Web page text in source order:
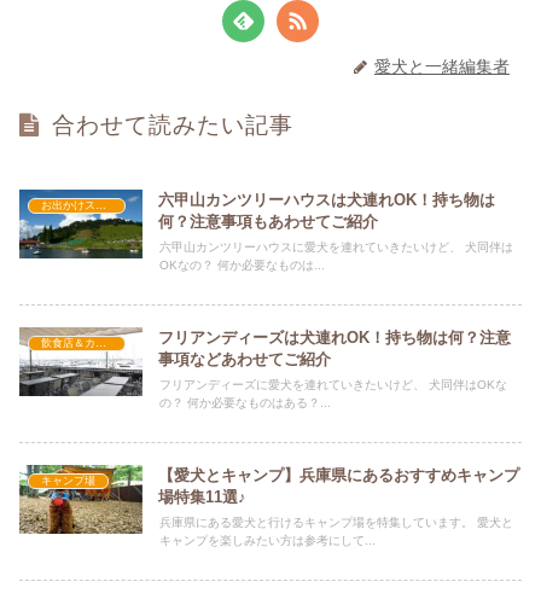
愛犬と一緒編集者
合わせて読みたい記事
お出かけスポット
六甲山カンツリーハウスは犬連れOK！持ち物は
何？注意事項もあわせてご紹介
六甲山カンツリーハウスに愛犬を連れていきたいけど、 犬同伴は
OKなの？ 何か必要なものは...
飲食店＆カフェ
フリアンディーズは犬連れOK！持ち物は何？注意
事項などあわせてご紹介
フリアンディーズに愛犬を連れていきたいけど、 犬同伴はOKな
の？ 何か必要なものはある？...
キャンプ場
【愛犬とキャンプ】兵庫県にあるおすすめキャンプ
場特集11選♪
兵庫県にある愛犬と行けるキャンプ場を特集しています。 愛犬と
キャンプを楽しみたい方は参考にして...